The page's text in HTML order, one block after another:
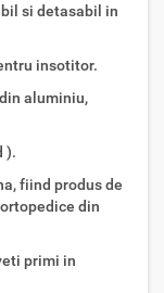
si detasabil in
insotitor.
aluminiu,
).
fiind produs de
din
primi in